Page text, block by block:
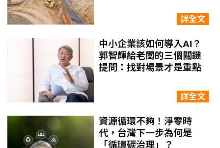
詳全文
中小企業該如何導入AI？
郭智輝給老闆的三個關鍵
提問：找對場景才是重點
詳全文
資源循環不夠！淨零時
代，台灣下一步為何是
「循環碳治理」？